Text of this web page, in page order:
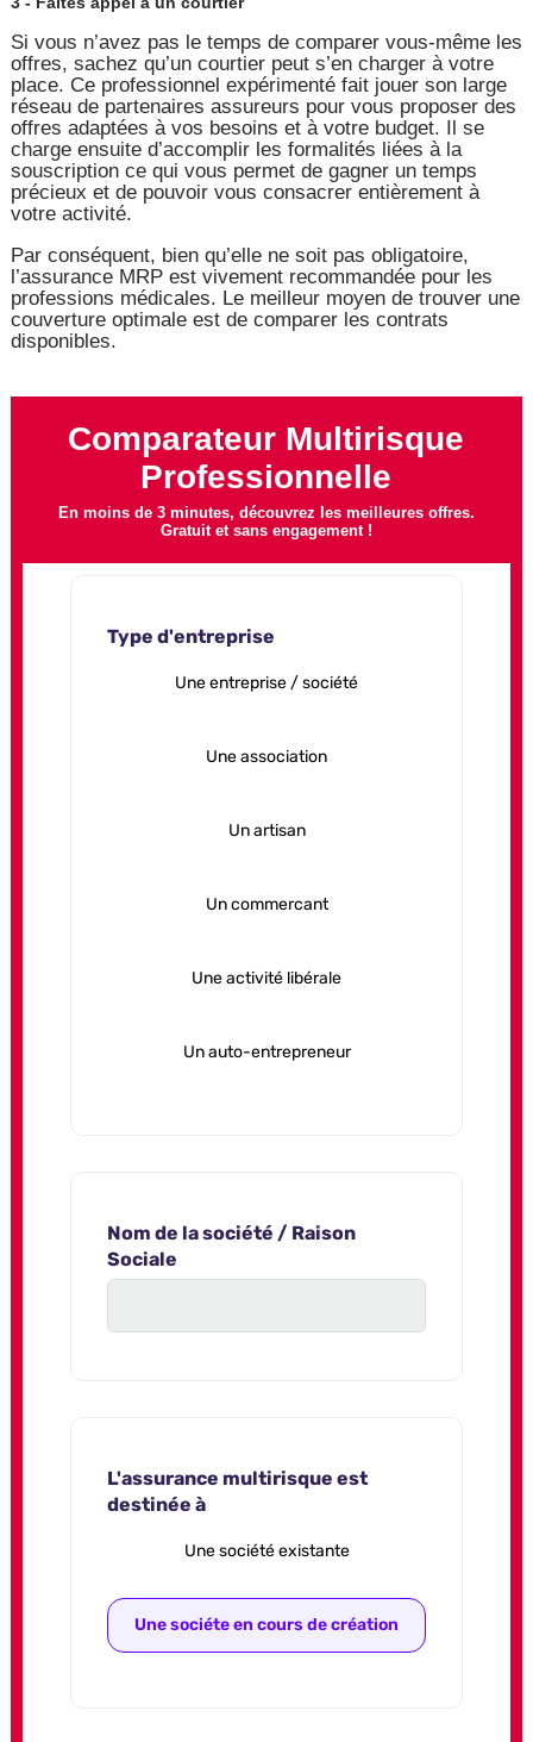
Si vous n’avez pas le temps de comparer vous-même les
offres, sachez qu’un courtier peut s’en charger à votre
place. Ce professionnel expérimenté fait jouer son large
réseau de partenaires assureurs pour vous proposer des
offres adaptées à vos besoins et à votre budget. Il se
charge ensuite d’accomplir les formalités liées à la
souscription ce qui vous permet de gagner un temps
précieux et de pouvoir vous consacrer entièrement à
votre activité.
Par conséquent, bien qu’elle ne soit pas obligatoire,
l’assurance MRP est vivement recommandée pour les
professions médicales. Le meilleur moyen de trouver une
couverture optimale est de comparer les contrats
disponibles.
Comparateur Multirisque
Professionnelle
En moins de 3 minutes, découvrez les meilleures offres.
Gratuit et sans engagement !